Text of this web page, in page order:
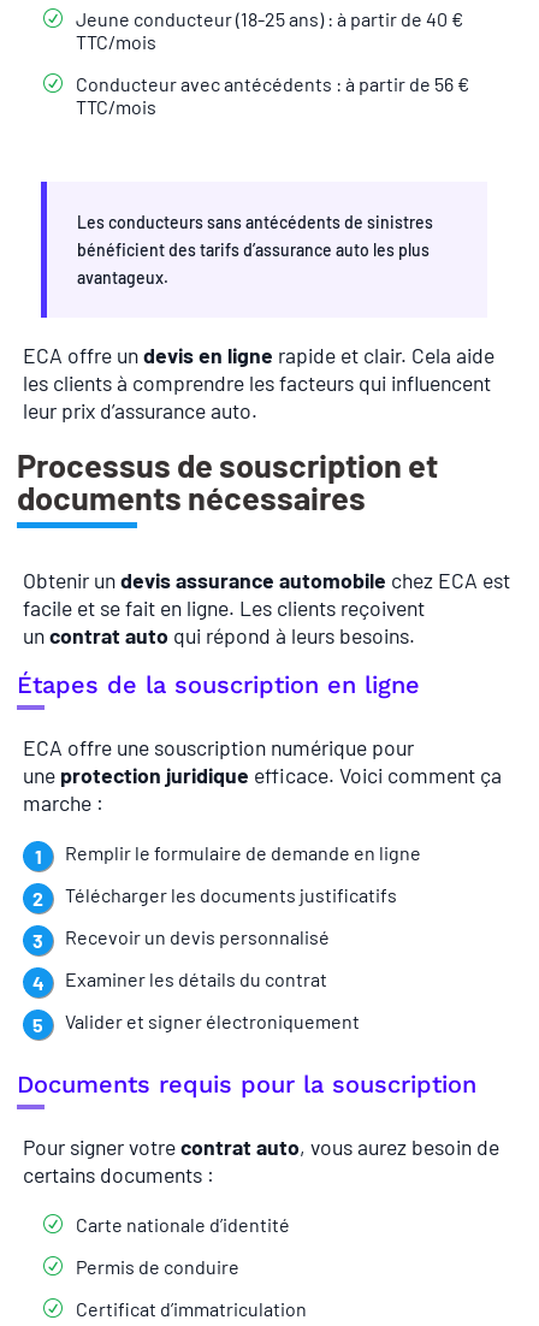
Jeune conducteur (18-25 ans) : à partir de 40 €
TTC/mois
Conducteur avec antécédents : à partir de 56 €
TTC/mois
Les conducteurs sans antécédents de sinistres
bénéficient des tarifs d’assurance auto les plus
avantageux.
ECA offre undevis en ligne rapide et clair. Cela aide
les clients à comprendre les facteurs qui influencent
leur prix d’assurance auto.
Processus de souscription et
documents nécessaires
Obtenir undevis assurance automobile chez ECA est
facile et se fait en ligne. Les clients reçoivent
uncontrat auto qui répond à leurs besoins.
Étapes de la souscription en ligne
ECA offre une souscription numérique pour
une protection juridique efficace. Voici comment ça
marche :
Remplir le formulaire de demande en ligne
Télécharger les documents justificatifs
Recevoir un devis personnalisé
Examiner les détails du contrat
Valider et signer électroniquement
Documents requis pour la souscription
Pour signer votrecontrat auto, vous aurez besoin de
certains documents :
Carte nationale d’identité
Permis de conduire
Certificat d’immatriculation